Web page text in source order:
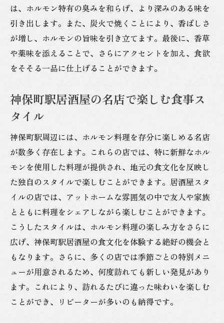
は、ホルモン特有の臭みを和らげ、より深みのある味を
引き出します。また、炭火で焼くことにより、香ばしさ
が増し、ホルモンの旨味を引き立てます。最後に、香草
や薬味を添えることで、さらにアクセントを加え、食欲
をそそる一品に仕上げることができます。
神保町駅居酒屋の名店で楽しむ食事ス
タイル
神保町駅周辺には、ホルモン料理を存分に楽しめる名店
が数多く存在します。これらの店では、特に新鮮なホル
モンを使用した料理が提供され、地元の食文化を反映し
た独自のスタイルで楽しむことができます。居酒屋スタ
イルの店では、アットホームな雰囲気の中で友人や家族
とともに料理をシェアしながら楽しむことができます。
こうしたスタイルは、ホルモン料理の楽しみ方をさらに
広げ、神保町駅居酒屋の食文化を体験する絶好の機会と
もなります。さらに、多くの店では季節ごとの特別メニ
ューが用意されるため、何度訪れても新しい発見があり
ます。これにより、訪れるたびに違った味わいを楽しむ
ことができ、リピーターが多いのも納得です。